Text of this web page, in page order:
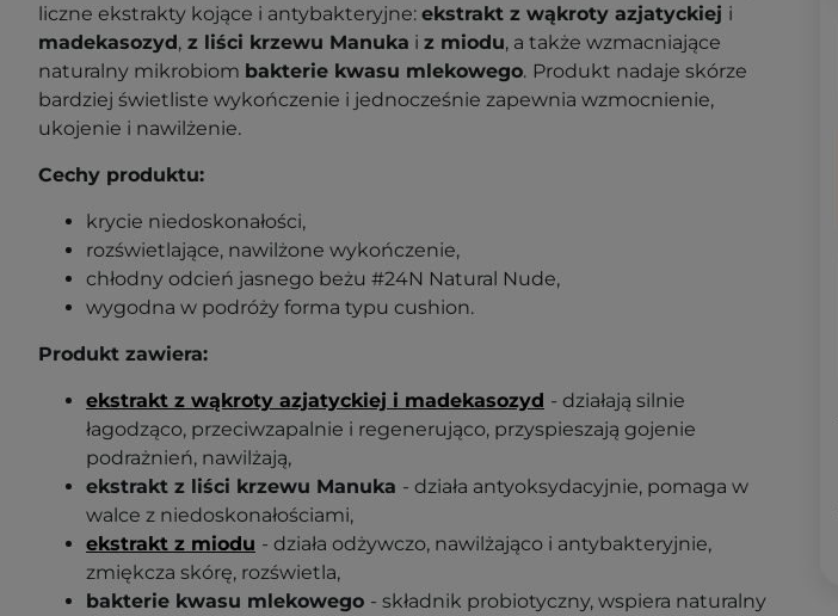
liczne ekstrakty kojące i antybakteryjne: ekstrakt z wąkroty azjatyckiej i
madekasozyd, z liści krzewu Manuka i z miodu, a także wzmacniające
naturalny mikrobiom bakterie kwasu mlekowego. Produkt nadaje skórze
bardziej świetliste wykończenie i jednocześnie zapewnia wzmocnienie,
ukojenie i nawilżenie.
Cechy produktu:
krycie niedoskonałości,
rozświetlające, nawilżone wykończenie,
chłodny odcień jasnego beżu #24N Natural Nude,
wygodna w podróży forma typu cushion.
Produkt zawiera:
ekstrakt z wąkroty azjatyckiej i madekasozyd - działają silnie
łagodząco, przeciwzapalnie i regenerująco, przyspieszają gojenie
podrażnień, nawilżają,
ekstrakt z liści krzewu Manuka - działa antyoksydacyjnie, pomaga w
walce z niedoskonałościami,
ekstrakt z miodu - działa odżywczo, nawilżająco i antybakteryjnie,
zmiękcza skórę, rozświetla,
bakterie kwasu mlekowego - składnik probiotyczny, wspiera naturalny